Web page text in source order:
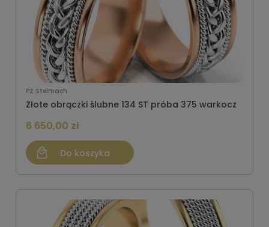
PZ Stelmach
Złote obrączki ślubne 134 ST próba 375 warkocz
6 650,00 zł
Do koszyka